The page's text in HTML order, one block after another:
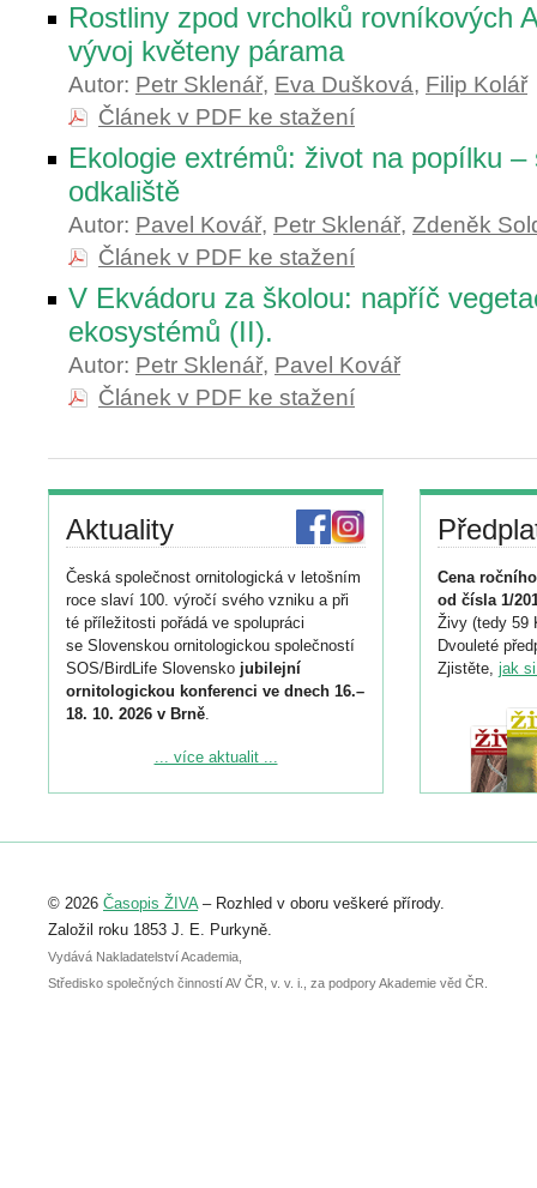
Rostliny zpod vrcholků rovníkových
vývoj květeny párama
Autor: Petr Sklenář, Eva Dušková, Filip Kolář
Článek v PDF ke stažení
Ekologie extrémů: život na popílku –
odkaliště
Autor: Pavel Kovář, Petr Sklenář, Zdeněk
Článek v PDF ke stažení
V Ekvádoru za školou: napříč
ekosystémů (II).
Autor: Petr Sklenář, Pavel Kovář
Článek v PDF ke stažení
Aktuality
Česká společnost ornitologická v letošním
roce slaví 100. výročí svého vzniku a při
té příležitosti pořádá ve spolupráci
se Slovenskou ornitologickou společností
SOS/BirdLife Slovensko jubilejní
ornitologickou konferenci ve dnech 16.–
18. 10. 2026 v Brně.
Podrobnější informace ke konferenci
Registrovat se můžete do 6. září.
abstraktu přihlášené přednášky nebo
posteru je už 30. června.
... více aktualit ...
Cena
od čísla 1/
Živy (tedy 59
Dvouleté
Zjistěte, jak
© 2026 Časopis ŽIVA– Rozhled v oboru veškeré přírody.
Založil roku 1853 J. E. Purkyně.
Vydává Nakladatelství Academia,
Středisko společných činností AV ČR, v. v. i., za podpory Akademie věd ČR.